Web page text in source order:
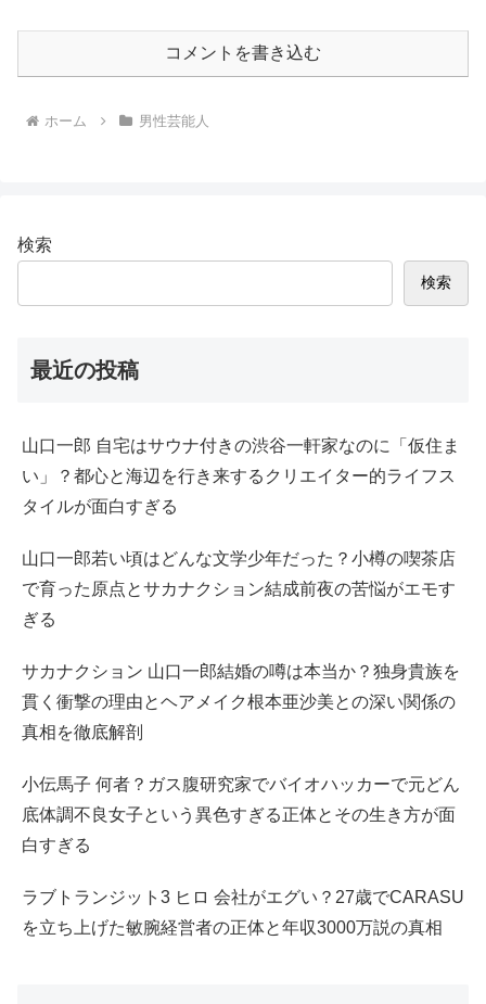
コメントを書き込む
ホーム 男性芸能人
検索
検索
最近の投稿
山口一郎 自宅はサウナ付きの渋谷一軒家なのに「仮住ま
い」？都心と海辺を行き来するクリエイター的ライフス
タイルが面白すぎる
山口一郎若い頃はどんな文学少年だった？小樽の喫茶店
で育った原点とサカナクション結成前夜の苦悩がエモす
ぎる
サカナクション 山口一郎結婚の噂は本当か？独身貴族を
貫く衝撃の理由とヘアメイク根本亜沙美との深い関係の
真相を徹底解剖
小伝馬子 何者？ガス腹研究家でバイオハッカーで元どん
底体調不良女子という異色すぎる正体とその生き方が面
白すぎる
ラブトランジット3 ヒロ 会社がエグい？27歳でCARASU
を立ち上げた敏腕経営者の正体と年収3000万説の真相